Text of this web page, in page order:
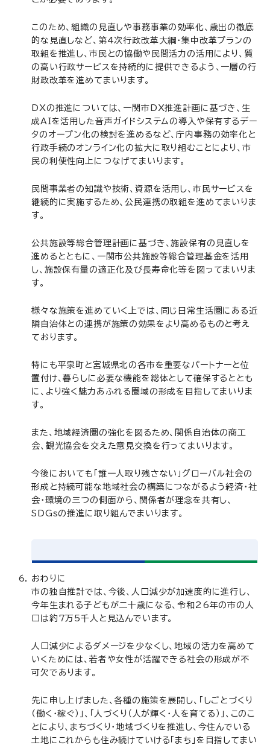
このため、組織の見直しや事務事業の効率化、歳出の徹底
的な見直しなど、第4次行政改革大綱・集中改革プランの
取組を推進し、市民との協働や民間活力の活用により、質
の高い行政サービスを持続的に提供できるよう、一層の行
財政改革を進めてまいります。
DXの推進については、一関市DX推進計画に基づき、生
成AIを活用した音声ガイドシステムの導入や保有するデー
タのオープン化の検討を進めるなど、庁内事務の効率化と
行政手続のオンライン化の拡大に取り組むことにより、市
民の利便性向上につなげてまいります。
民間事業者の知識や技術、資源を活用し、市民サービスを
継続的に実施するため、公民連携の取組を進めてまいりま
す。
公共施設等総合管理計画に基づき、施設保有の見直しを
進めるとともに、一関市公共施設等総合管理基金を活用
し、施設保有量の適正化及び長寿命化等を図ってまいりま
す。
様々な施策を進めていく上では、同じ日常生活圏にある近
隣自治体との連携が施策の効果をより高めるものと考え
ております。
特にも平泉町と宮城県北の各市を重要なパートナーと位
置付け、暮らしに必要な機能を総体として確保するととも
に、より強く魅力あふれる圏域の形成を目指してまいりま
す。
また、地域経済圏の強化を図るため、関係自治体の商工
会、観光協会を交えた意見交換を行ってまいります。
今後においても「誰一人取り残さない」グローバル社会の
形成と持続可能な地域社会の構築につながるよう経済・社
会・環境の三つの側面から、関係者が理念を共有し、
SDGsの推進に取り組んでまいります。
おわりに
市の独自推計では、今後、人口減少が加速度的に進行し、
今年生まれる子どもが二十歳になる、令和26年の市の人
口は約7万5千人と見込んでいます。
人口減少によるダメージを少なくし、地域の活力を高めて
いくためには、若者や女性が活躍できる社会の形成が不
可欠であります。
先に申し上げました、各種の施策を展開し、「しごとづくり
（働く・稼ぐ）」、「人づくり（人が輝く・人を育てる）」、このこ
とにより、まちづくり・地域づくりを推進し、今住んでいる
土地にこれからも住み続けていける「まち」を目指してまい